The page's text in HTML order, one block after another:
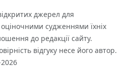
джерел для
судженнями їхніх
до редакції сайту.
відгуку несе його автор.